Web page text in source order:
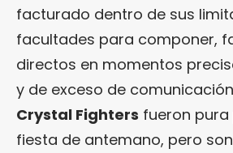
facturado dentro de sus
facultades para componer,
directos en momentos
y de exceso de
Crystal Fighters fueron
fiesta de antemano, pero